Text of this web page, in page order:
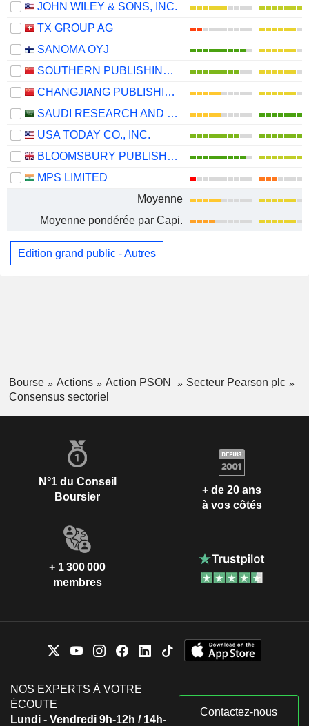
JOHN WILEY & SONS, INC.
TX GROUP AG
SANOMA OYJ
SOUTHERN PUBLISHING AND MEDIA CO.,LTD.
CHANGJIANG PUBLISHING & MEDIA CO.,LTD
SAUDI RESEARCH AND MEDIA GROUP
USA TODAY CO., INC.
BLOOMSBURY PUBLISHING PLC
MPS LIMITED
Moyenne
Moyenne pondérée par Capi.
Edition grand public - Autres
Bourse Actions Action PSON
Secteur Pearson plc
Consensus sectoriel
N°1 du Conseil
Boursier
+ de 20 ans
à vos côtés
+ 1 300 000
membres
NOS EXPERTS À VOTRE
ÉCOUTE
Lundi - Vendredi 9h-12h / 14h-
Contactez-nous